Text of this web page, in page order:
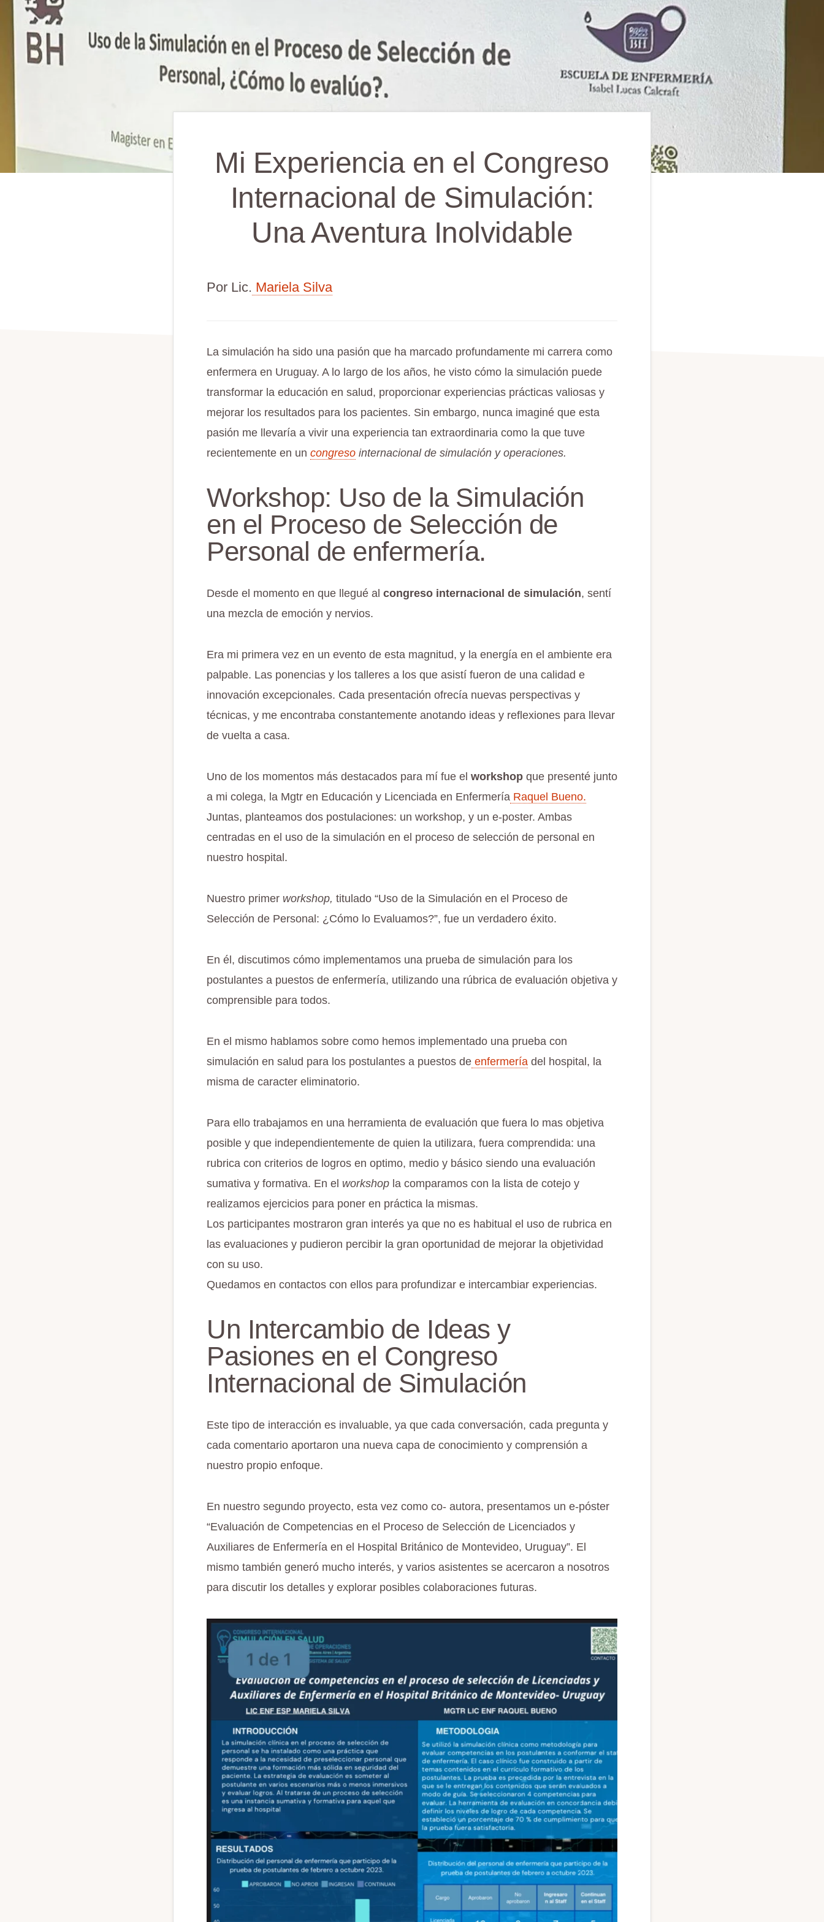
Mi Experiencia en el Congreso
Internacional de Simulación:
Una Aventura Inolvidable
Por Lic. Mariela Silva
La simulación ha sido una pasión que ha marcado profundamente mi carrera como
enfermera en Uruguay. A lo largo de los años, he visto cómo la simulación puede
transformar la educación en salud, proporcionar experiencias prácticas valiosas y
mejorar los resultados para los pacientes. Sin embargo, nunca imaginé que esta
pasión me llevaría a vivir una experiencia tan extraordinaria como la que tuve
recientemente en un congreso internacional de simulación y operaciones.
Workshop: Uso de la Simulación
en el Proceso de Selección de
Personal de enfermería.
Desde el momento en que llegué al congreso internacional de simulación, sentí
una mezcla de emoción y nervios.
Era mi primera vez en un evento de esta magnitud, y la energía en el ambiente era
palpable. Las ponencias y los talleres a los que asistí fueron de una calidad e
innovación excepcionales. Cada presentación ofrecía nuevas perspectivas y
técnicas, y me encontraba constantemente anotando ideas y reflexiones para llevar
de vuelta a casa.
Uno de los momentos más destacados para mí fue el workshop que presenté junto
a mi colega, la Mgtr en Educación y Licenciada en Enfermería Raquel Bueno.
Juntas, planteamos dos postulaciones: un workshop, y un e-poster. Ambas
centradas en el uso de la simulación en el proceso de selección de personal en
nuestro hospital.
Nuestro primer workshop, titulado “Uso de la Simulación en el Proceso de
Selección de Personal: ¿Cómo lo Evaluamos?”, fue un verdadero éxito.
En él, discutimos cómo implementamos una prueba de simulación para los
postulantes a puestos de enfermería, utilizando una rúbrica de evaluación objetiva y
comprensible para todos.
En el mismo hablamos sobre como hemos implementado una prueba con
simulación en salud para los postulantes a puestos de enfermería del hospital, la
misma de caracter eliminatorio.
Para ello trabajamos en una herramienta de evaluación que fuera lo mas objetiva
posible y que independientemente de quien la utilizara, fuera comprendida: una
rubrica con criterios de logros en optimo, medio y básico siendo una evaluación
sumativa y formativa. En el workshop la comparamos con la lista de cotejo y
realizamos ejercicios para poner en práctica la mismas.
Los participantes mostraron gran interés ya que no es habitual el uso de rubrica en
las evaluaciones y pudieron percibir la gran oportunidad de mejorar la objetividad
con su uso.
Quedamos en contactos con ellos para profundizar e intercambiar experiencias.
Un Intercambio de Ideas y
Pasiones en el Congreso
Internacional de Simulación
Este tipo de interacción es invaluable, ya que cada conversación, cada pregunta y
cada comentario aportaron una nueva capa de conocimiento y comprensión a
nuestro propio enfoque.
En nuestro segundo proyecto, esta vez como co- autora, presentamos un e-póster
“Evaluación de Competencias en el Proceso de Selección de Licenciados y
Auxiliares de Enfermería en el Hospital Británico de Montevideo, Uruguay”. El
mismo también generó mucho interés, y varios asistentes se acercaron a nosotros
para discutir los detalles y explorar posibles colaboraciones futuras.